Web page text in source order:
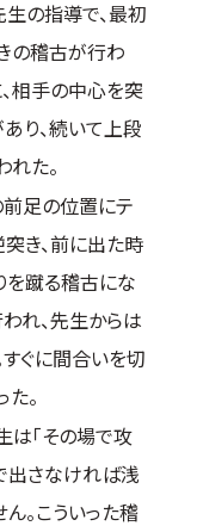
の指導で、最初
の稽古が行わ
相手の中心を突
あり、続いて上段
れた。
足の位置にテ
き、前に出た時
を蹴る稽古にな
れ、先生からは
ぐに間合いを切
。
は「その場で攻
出さなければ浅
。こういった稽